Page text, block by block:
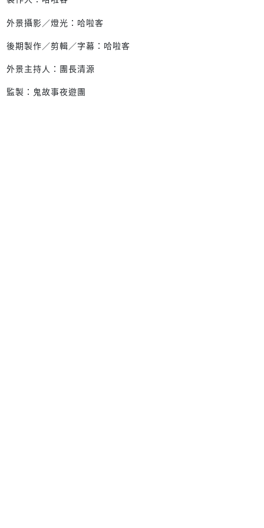
外景攝影／燈光：哈啦客
後期製作／剪輯／字幕：哈啦客
外景主持人：團長清源
監製：鬼故事夜遊團